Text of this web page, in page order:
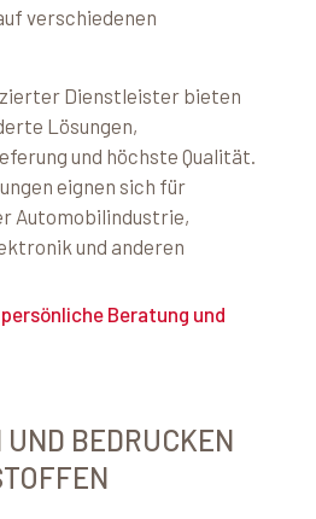
verschiedenen
Dienstleister bieten
Lösungen,
und höchste Qualität.
eignen sich für
Automobilindustrie,
und anderen
Beratung und
BEDRUCKEN